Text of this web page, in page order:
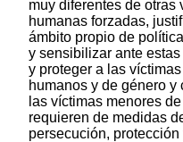
muy diferentes de otras
humanas forzadas,
ámbito propio de
y sensibilizar ante
y proteger a las
humanos y de género
las víctimas menores
requieren de medidas
persecución,